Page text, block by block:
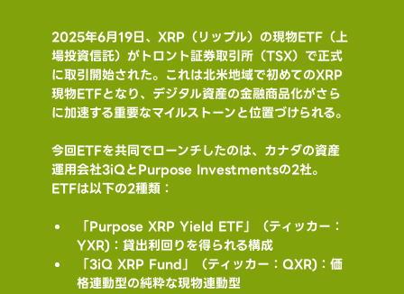
2025年6月19日、XRP（リップル）の現物ETF（上
場投資信託）がトロント証券取引所（TSX）で正式
に取引開始された。これは北米地域で初めてのXRP
現物ETFとなり、デジタル資産の金融商品化がさら
に加速する重要なマイルストーンと位置づけられる。
今回ETFを共同でローンチしたのは、カナダの資産
運用会社3iQとPurpose Investmentsの2社。
ETFは以下の2種類：
「Purpose XRP Yield ETF」（ティッカー：
YXR)：貸出利回りを得られる構成
「3iQ XRP Fund」（ティッカー：QXR)：価
格連動型の純粋な現物連動型